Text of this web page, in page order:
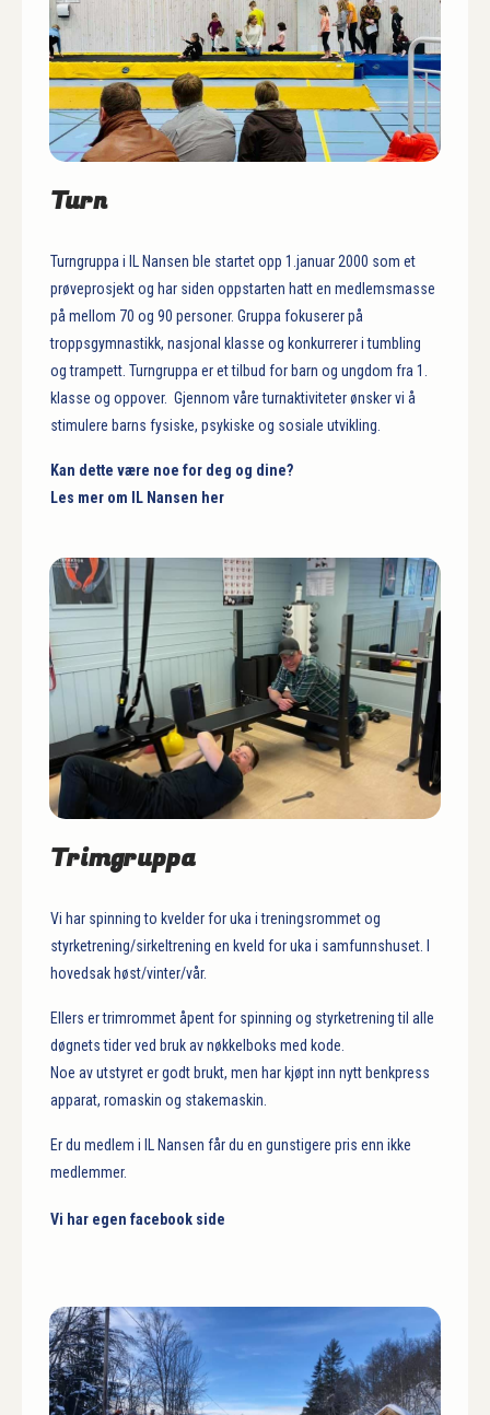
Turn
Turngruppa i IL Nansen ble startet opp 1.januar 2000 som et
prøveprosjekt og har siden oppstarten hatt en medlemsmasse
på mellom 70 og 90 personer. Gruppa fokuserer på
troppsgymnastikk, nasjonal klasse og konkurrerer i tumbling
og trampett. Turngruppa er et tilbud for barn og ungdom fra 1.
klasse og oppover. Gjennom våre turnaktiviteter ønsker vi å
stimulere barns fysiske, psykiske og sosiale utvikling.
Kan dette være noe for deg og dine?
Les mer om IL Nansen her
Trimgruppa
Vi har spinning to kvelder for uka i treningsrommet og
styrketrening/sirkeltrening en kveld for uka i samfunnshuset. I
hovedsak høst/vinter/vår.
Ellers er trimrommet åpent for spinning og styrketrening til alle
døgnets tider ved bruk av nøkkelboks med kode.
Noe av utstyret er godt brukt, men har kjøpt inn nytt benkpress
apparat, romaskin og stakemaskin.
Er du medlem i IL Nansen får du en gunstigere pris enn ikke
medlemmer.
Vi har egen facebook side